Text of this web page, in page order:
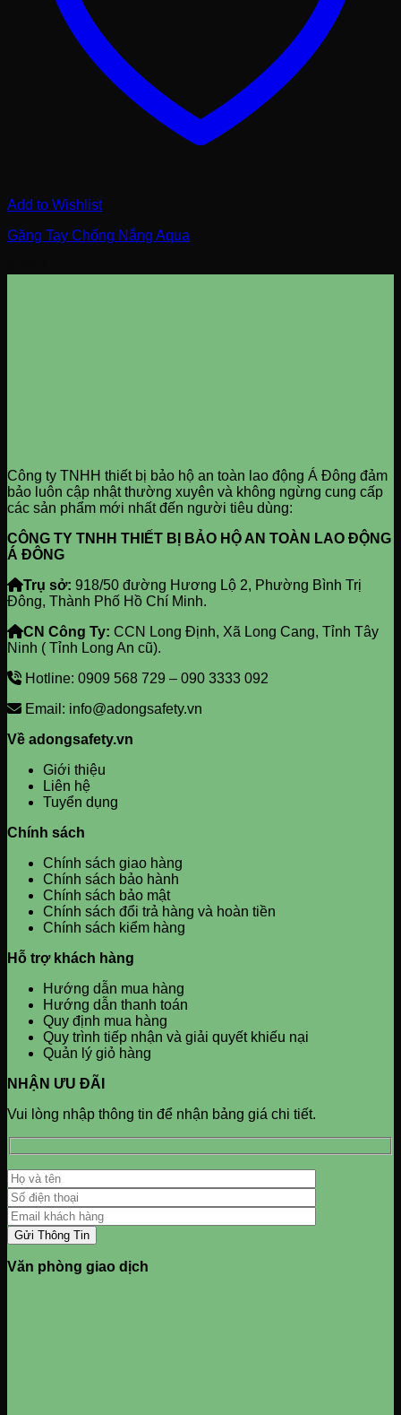
Add to Wishlist
Găng Tay Chống Nắng Aqua
Công ty TNHH thiết bị bảo hộ an toàn lao động Á Đông đảm
bảo luôn cập nhật thường xuyên và không ngừng cung cấp
các sản phẩm mới nhất đến người tiêu dùng:
CÔNG TY TNHH THIẾT BỊ BẢO HỘ AN TOÀN LAO ĐỘNG
Á ĐÔNG
Trụ sở: 918/50 đường Hương Lộ 2, Phường Bình Trị
Đông, Thành Phố Hồ Chí Minh.
CN Công Ty: CCN Long Định, Xã Long Cang, Tỉnh Tây
Ninh ( Tỉnh Long An cũ).
Hotline: 0909 568 729 – 090 3333 092
Email: info@adongsafety.vn
Về adongsafety.vn
Giới thiệu
Liên hệ
Tuyển dụng
Chính sách
Chính sách giao hàng
Chính sách bảo hành
Chính sách bảo mật
Chính sách đổi trả hàng và hoàn tiền
Chính sách kiểm hàng
Hỗ trợ khách hàng
Hướng dẫn mua hàng
Hướng dẫn thanh toán
Quy định mua hàng
Quy trình tiếp nhận và giải quyết khiếu nại
Quản lý giỏ hàng
NHẬN ƯU ĐÃI
Vui lòng nhập thông tin để nhận bảng giá chi tiết.
Văn phòng giao dịch